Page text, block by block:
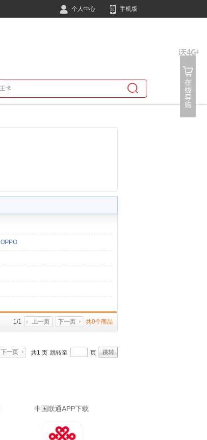
个人中心 手机版
OPPO
共0个商品
下一页
上一页
1/1
下一页 共1 页 跳转至 页 跳转
中国联通APP下载